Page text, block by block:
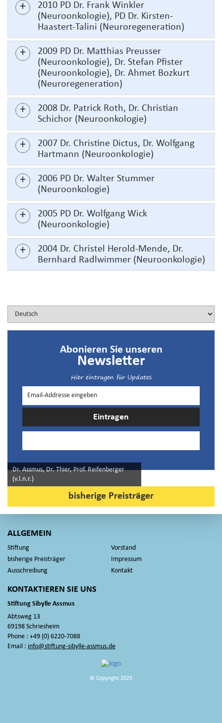
2010 PD Dr. Frank Winkler
(Neuroonkologie), PD Dr. Kirsten-
Haastert-Talini (Neuroregeneration)
2009 PD Dr. Matthias Preusser
(Neuroonkologie), Dr. Stefan Pfister
(Neuroonkologie), Dr. Ahmet Bozkurt
(Neuroregeneration)
2008 Dr. Patrick Roth, Dr. Christian
Schichor (Neuroonkologie)
2007 Dr. Christine Dictus, Dr. Wolfgang
Hartmann (Neuroonkologie)
2006 PD Dr. Walter Stummer
(Neuroonkologie)
2005 PD Dr. Wolfgang Wick
(Neuroonkologie)
2004 Dr. Christel Herold-Mende, Dr.
Bernhard Radlwimmer (Neuroonkologie)
Abonieren Sie unseren
Newsletter
Hier eintragen für Updates
Dr. Assmus, Dr. Thier, Prof. Reifenberger
(v.l.n.r.)
bisherige Preisträger
ALLGEMEIN
Stiftung
bisherige Preisträger
Ausschreibung
Vorstand
Impressum
Kontakt
KONTAKTIEREN SIE UNS
Stiftung Sibylle Assmus
Abtsweg 13
69198 Schriesheim
Phone : +49 (0) 6220-7088
Email : info@stiftung-sibylle-assmus.de
© Copyright 2025